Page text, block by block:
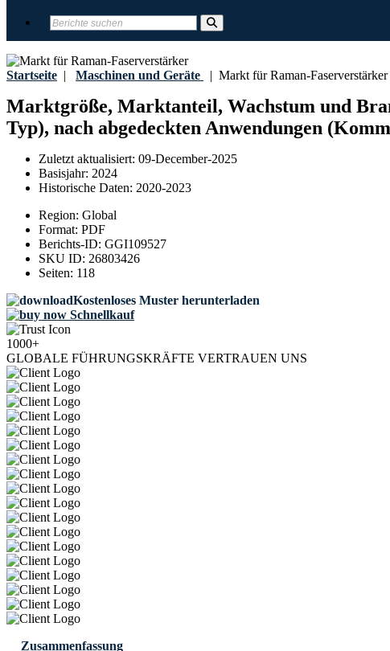
Startseite | Maschinen und Geräte | Markt für Raman-Faserverstärker
Marktgröße, Marktanteil, Wachstum und
Typ), nach abgedeckten Anwendungen
Zuletzt aktualisiert: 09-December-2025
Basisjahr: 2024
Historische Daten: 2020-2023
Region: Global
Format: PDF
Berichts-ID: GGI109527
SKU ID: 26803426
Seiten: 118
Kostenloses Muster herunterladen
Schnellkauf
1000+
GLOBALE FÜHRUNGSKRÄFTE VERTRAUEN UNS
Zusammenfassung